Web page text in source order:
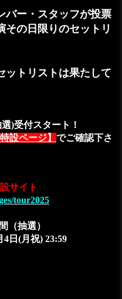
バー・スタッフが投票
その日限りのセットリ
ットリストは果たして
)受付スタート！
特設ページ】 でご確認下さ
サイト
tour2025
（抽選）
4日(月祝) 23:59